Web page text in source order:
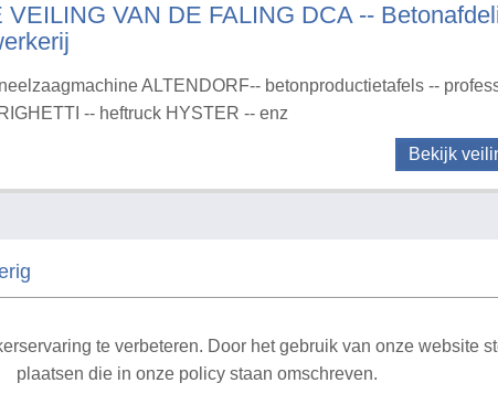
VEILING VAN DE FALING DCA --
ALTENDORF-- betonproductietafels --
-- heftruck HYSTER -- enz
Bekijk
te verbeteren. Door het gebruik van onze website
plaatsen die in onze policy staan omschreven.